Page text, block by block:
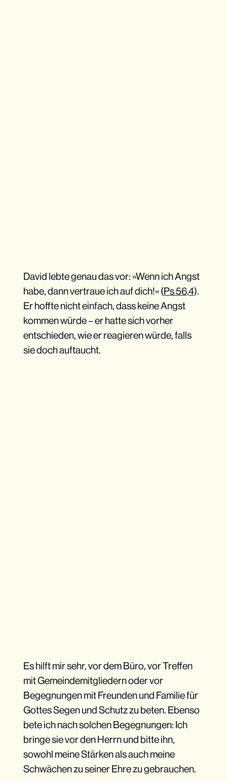
David lebte genau das vor: »Wenn ich Angst
habe, dann vertraue ich auf dich!« (Ps 56,4).
Er hoffte nicht einfach, dass keine Angst
kommen würde – er hatte sich vorher
entschieden, wie er reagieren würde, falls
sie doch auftaucht.
Es hilft mir sehr, vor dem Büro, vor Treffen
mit Gemeindemitgliedern oder vor
Begegnungen mit Freunden und Familie für
Gottes Segen und Schutz zu beten. Ebenso
bete ich nach solchen Begegnungen: Ich
bringe sie vor den Herrn und bitte ihn,
sowohl meine Stärken als auch meine
Schwächen zu seiner Ehre zu gebrauchen.